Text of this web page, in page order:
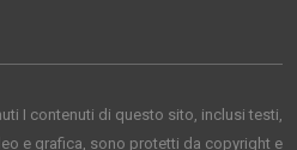
I contenuti di questo sito, inclusi testi,
e grafica, sono protetti da copyright e